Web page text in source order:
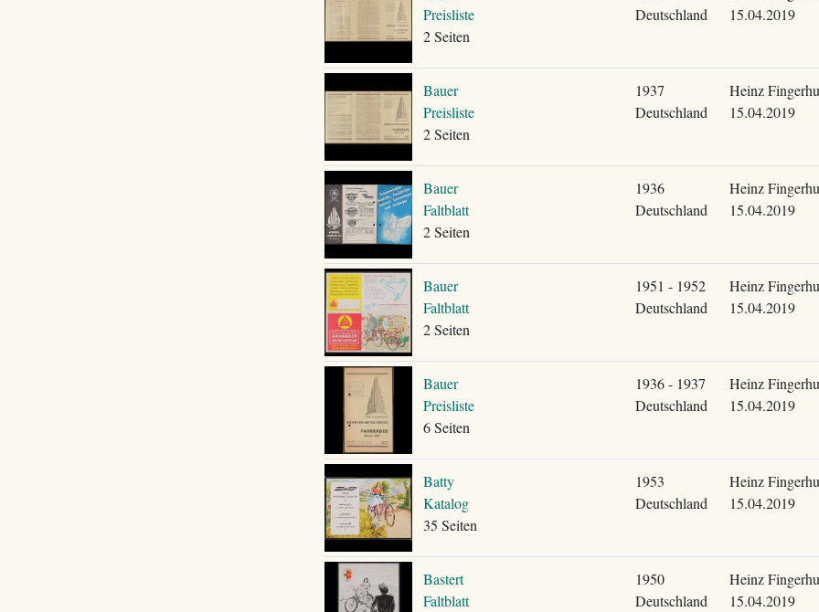
Preisliste
2 Seiten
Deutschland
15.04.2019
Bauer
Preisliste
2 Seiten
1937
Deutschland
Heinz
15.04.2019
Bauer
Faltblatt
2 Seiten
1936
Deutschland
Heinz
15.04.2019
Bauer
Faltblatt
2 Seiten
1951 - 1952
Deutschland
Heinz
15.04.2019
Bauer
Preisliste
6 Seiten
1936 - 1937
Deutschland
Heinz
15.04.2019
Batty
Katalog
35 Seiten
1953
Deutschland
Heinz
15.04.2019
Bastert
Faltblatt
1950
Deutschland
Heinz
15.04.2019